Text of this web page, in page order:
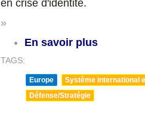
en crise d'identité.
»
En savoir plus
TAGS:
Europe
Système international
Défense/Stratégie